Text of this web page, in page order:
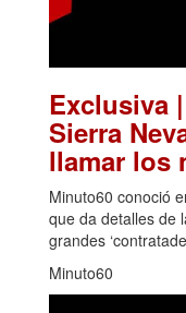
Exclusiva
Sierra
llamar los
Minuto60 conoció
que da detalles de
grandes
Minuto60